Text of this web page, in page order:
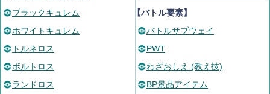
ブラックキュレム
ホワイトキュレム
トルネロス
ボルトロス
ランドロス
【バトル要素】
バトルサブウェイ
PWT
わざおしえ (教え技)
BP景品アイテム